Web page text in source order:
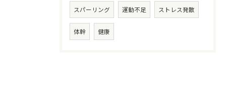
スパーリング 運動不足 ストレス発散
体幹 健康